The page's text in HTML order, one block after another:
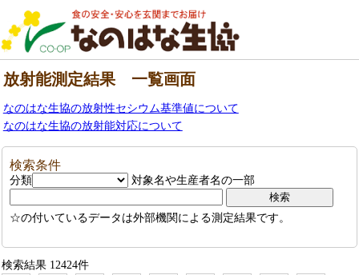
放射能測定結果 一覧画面
なのはな生協の放射性セシウム基準値について
なのはな生協の放射能対応について
検索条件
分類 対象名や生産者名の一部
☆の付いているデータは外部機関による測定結果です。
検索結果 12424件